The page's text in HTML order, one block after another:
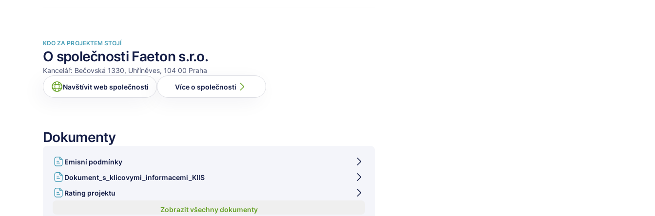
KDO ZA PROJEKTEM STOJÍ
O společnosti Faeton s.r.o.
Kancelář: Bečovská 1330, Uhříněves, 104 00 Praha
Navštívit web společnosti
Více o společnosti
Dokumenty
Emisní podmínky
Dokument_s_klicovymi_informacemi_KIIS
Rating projektu
Zobrazit všechny dokumenty